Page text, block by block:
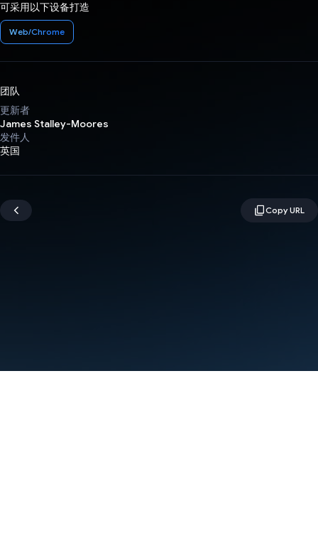
可采用以下设备打造
Web/Chrome
团队
更新者
James Stalley-Moores
发件人
英国